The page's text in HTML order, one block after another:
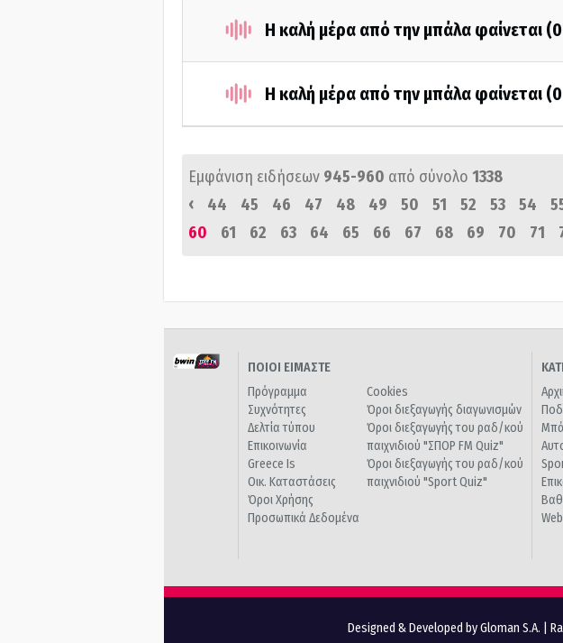
Η καλή μέρα από την μπάλα φαίνεται
Η καλή μέρα από την μπάλα φαίνεται
Εμφάνιση ειδήσεων 945-960 από σύνολο 1338
‹
44 45 46 47 48 49 50 51 52 53 54
60
61 62 63 64 65 66 67 68 69 70 71
ΠΟΙΟΙ ΕΙΜΑΣΤΕ
Πρόγραμμα
Συχνότητες
Δελτία τύπου
Επικοινωνία
Greece Is
Οικ. Καταστάσεις
Όροι Χρήσης
Προσωπικά Δεδομένα
Cookies
Όροι διεξαγωγής διαγωνισμών
Όροι διεξαγωγής του ραδ/κού
παιχνιδιού "ΣΠΟΡ FM Quiz"
Όροι διεξαγωγής του ραδ/κού
παιχνιδιού "Sport Quiz"
Designed & Developed by Gloman S.A.